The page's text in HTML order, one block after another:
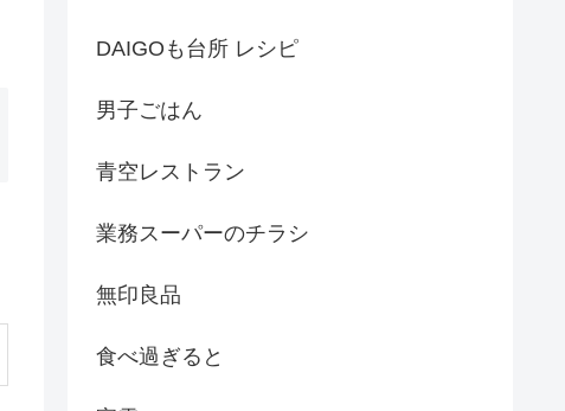
DAIGOも台所 レシピ
男子ごはん
青空レストラン
業務スーパーのチラシ
無印良品
食べ過ぎると